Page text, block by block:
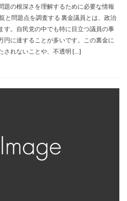
題の根深さを理解するために必要な情報
と問題点を調査する 裏金議員とは、政治
す。自民党の中でも特に目立つ議員の事
円に達することが多いです。この裏金に
されないことや、不透明 […]